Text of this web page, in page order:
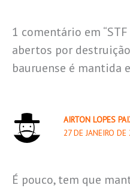
1 comentário em
abertos por
bauruense é mantida
AIRTON LOPES
27 DE JANEIRO
É pouco, tem que